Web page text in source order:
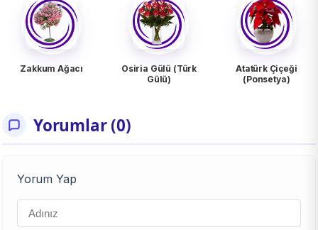
Zakkum Ağacı
Osiria Gülü (Türk
Gülü)
Atatürk Çiçeği
(Ponsetya)
Yorumlar (0)
Yorum Yap